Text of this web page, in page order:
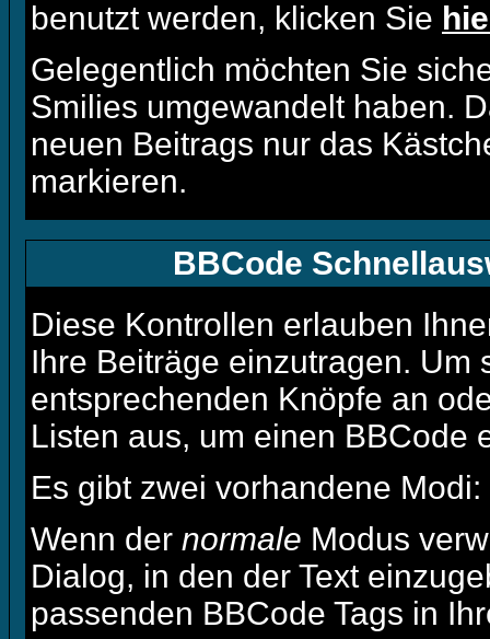
benutzt werden, klicken Sie
Gelegentlich möchten Sie
Smilies umgewandelt haben.
neuen Beitrags nur das
markieren.
BBCode
Diese Kontrollen erlauben
Ihre Beiträge einzutragen. Um
entsprechenden Knöpfe an
Listen aus, um einen BBCode
Es gibt zwei vorhandene Modi:
Wenn der normale Modus
Dialog, in den der Text
passenden BBCode Tags in